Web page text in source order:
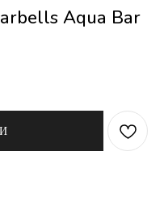
Aqua Bar